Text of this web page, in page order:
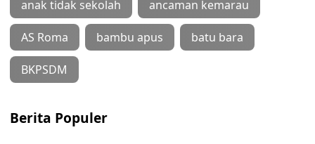
anak tidak sekolah ancaman kemarau
AS Roma bambu apus batu bara
BKPSDM
Berita Populer